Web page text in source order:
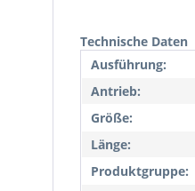
Technische Daten
Ausführung:
Antrieb:
Größe:
Länge:
Produktgruppe: